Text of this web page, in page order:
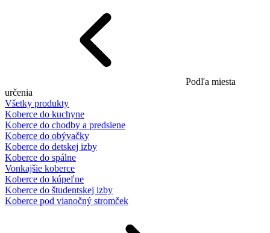
Podľa miesta
určenia
Všetky produkty
Koberce do kuchyne
Koberce do chodby a predsiene
Koberce do obývačky
Koberce do detskej izby
Koberce do spálne
Vonkajšie koberce
Koberce do kúpeľne
Koberce do študentskej izby
Koberce pod vianočný stromček